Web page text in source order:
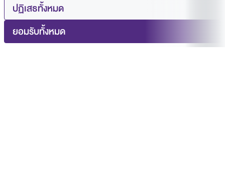
ปฏิเสธทั้งหมด
ยอมรับทั้งหมด